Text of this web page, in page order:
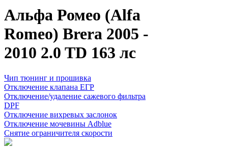
Альфа Ромео (Alfa
Romeo) Brera 2005 -
2010 2.0 TD 163 лс
Чип тюнинг и прошивка
Отключение клапана ЕГР
Отключение/удаление сажевого фильтра
DPF
Отключение вихревых заслонок
Отключение мочевины Adblue
Снятие ограничителя скорости